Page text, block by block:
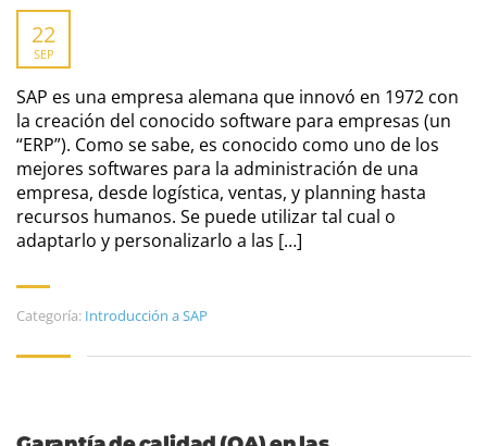
22
SEP
SAP es una empresa alemana que innovó en 1972 con
la creación del conocido software para empresas (un
“ERP”). Como se sabe, es conocido como uno de los
mejores softwares para la administración de una
empresa, desde logística, ventas, y planning hasta
recursos humanos. Se puede utilizar tal cual o
adaptarlo y personalizarlo a las […]
Categoría: Introducción a SAP